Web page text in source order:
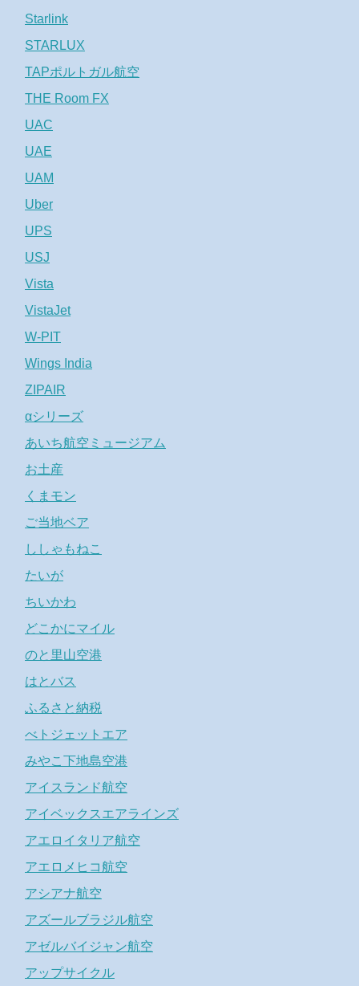
Starlink
STARLUX
TAPポルトガル航空
THE Room FX
UAC
UAE
UAM
Uber
UPS
USJ
Vista
VistaJet
W-PIT
Wings India
ZIPAIR
αシリーズ
あいち航空ミュージアム
お土産
くまモン
ご当地ベア
ししゃもねこ
たいが
ちいかわ
どこかにマイル
のと里山空港
はとバス
ふるさと納税
べトジェットエア
みやこ下地島空港
アイスランド航空
アイベックスエアラインズ
アエロイタリア航空
アエロメヒコ航空
アシアナ航空
アズールブラジル航空
アゼルバイジャン航空
アップサイクル